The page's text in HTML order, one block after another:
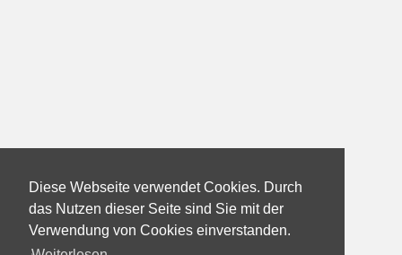
Diese Webseite verwendet Cookies. Durch
das Nutzen dieser Seite sind Sie mit der
Verwendung von Cookies einverstanden.